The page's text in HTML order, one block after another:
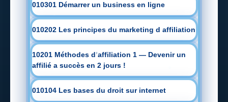
010301 Démarrer un business en ligne
010202 Les principes du marketing d affiliation
10201 Méthodes d’affiliation 1 — Devenir un
affilié a succès en 2 jours !
010104 Les bases du droit sur internet